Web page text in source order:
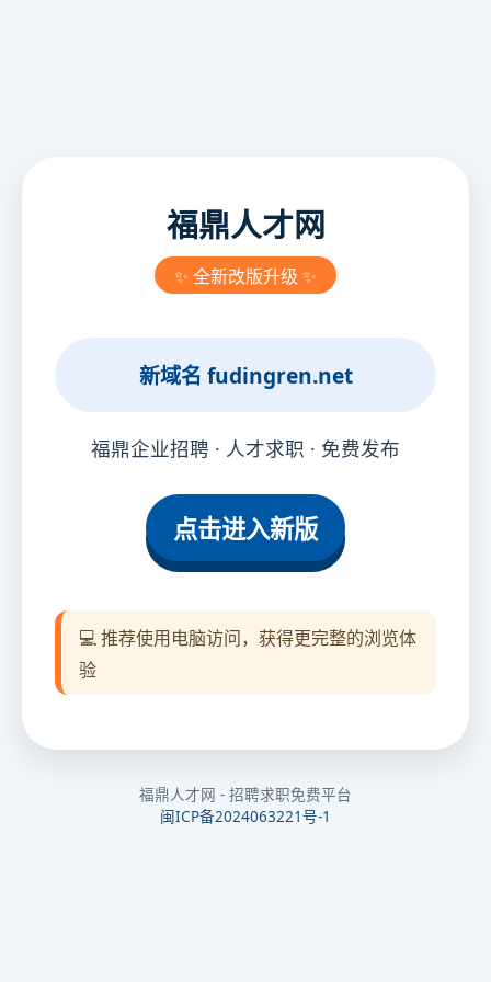
福鼎人才网
✨ 全新改版升级 ✨
新域名 fudingren.net
福鼎企业招聘 · 人才求职 · 免费发布
点击进入新版
💻 推荐使用电脑访问，获得更完整的浏览体
验
福鼎人才网 - 招聘求职免费平台
闽ICP备2024063221号-1